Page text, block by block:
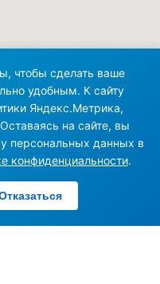
чтобы сделать ваше
удобным. К сайту
Яндекс.Метрика,
на сайте, вы
персональных данных в
конфиденциальности.